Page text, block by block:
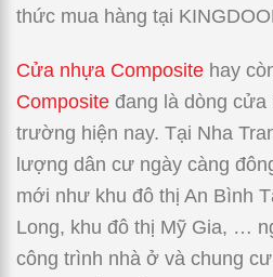
thức mua hàng tại
Cửa nhựa Composite hay
Composite đang là dòng cửa
trường hiện nay. Tại Nha
lượng dân cư ngày càng
mới như khu đô thị An Bình
Long, khu đô thị Mỹ Gia, …
công trình nhà ở và chung